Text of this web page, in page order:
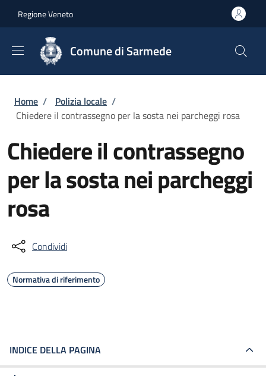
Regione Veneto
Comune di Sarmede
Briciole di pane
Home / Polizia locale /
Chiedere il contrassegno per la sosta nei parcheggi rosa
Chiedere il contrassegno
per la sosta nei parcheggi
rosa
Condividi
Normativa di riferimento
INDICE DELLA PAGINA